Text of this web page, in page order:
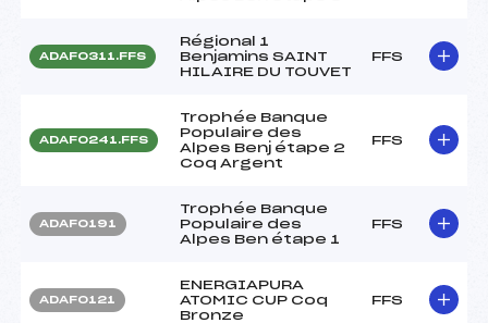
ADAF0311.FFS
Régional 1
Benjamins SAINT
HILAIRE DU TOUVET
FFS
ADAF0241.FFS
Trophée Banque
Populaire des
Alpes Benj étape 2
Coq Argent
FFS
ADAF0191
Trophée Banque
Populaire des
Alpes Ben étape 1
FFS
ADAF0121
ENERGIAPURA
ATOMIC CUP Coq
Bronze
FFS